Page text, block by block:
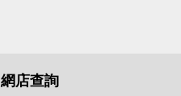
網店查詢